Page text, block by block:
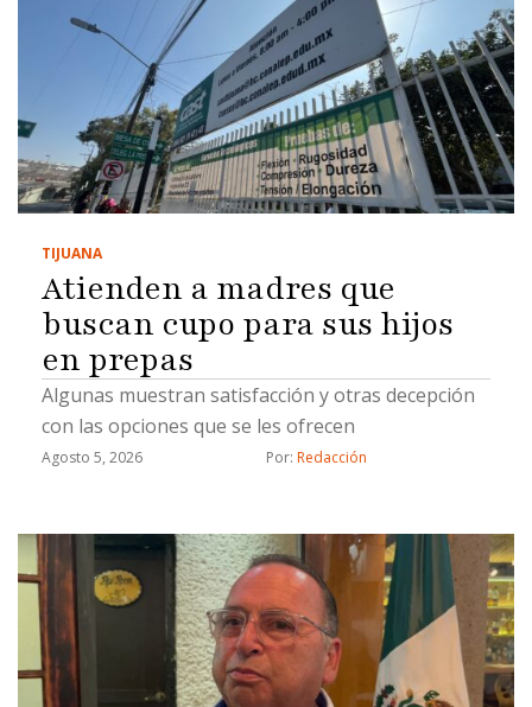
TIJUANA
Atienden a madres que
buscan cupo para sus hijos
en prepas
Algunas muestran satisfacción y otras decepción
con las opciones que se les ofrecen
Agosto 5, 2026 Por: Redacción